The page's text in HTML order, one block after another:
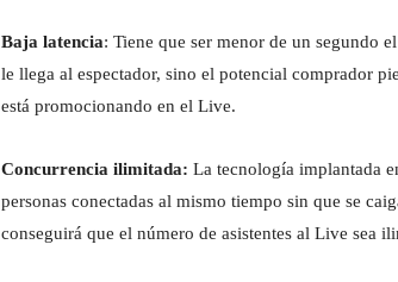
Baja latencia: Tiene que ser menor de un segundo
le llega al espectador, sino el potencial comprador
está promocionando en el Live.
Concurrencia ilimitada: La tecnología implantada
personas conectadas al mismo tiempo sin que se
conseguirá que el número de asistentes al Live sea